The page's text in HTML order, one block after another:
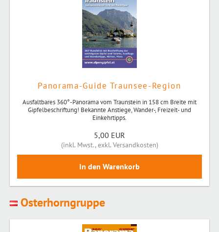
Panorama-Guide Traunsee-Region
Ausfaltbares 360°-Panorama vom Traunstein in 158 cm Breite mit
Gipfelbeschriftung! Bekannte Anstiege, Wander-, Freizeit- und
Einkehrtipps.
5,00 EUR
(inkl. Mwst.,exkl. Versandkosten)
Osterhorngruppe